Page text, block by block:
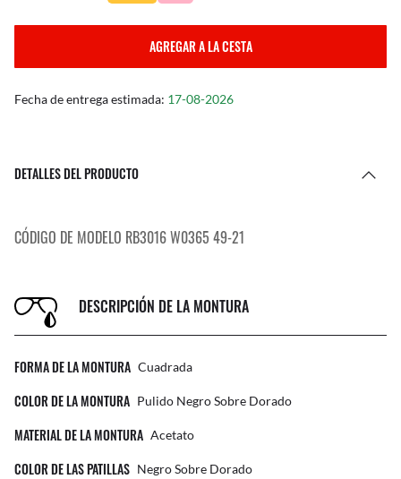
AGREGAR A LA CESTA
Fecha de entrega estimada: 17-08-2026
DETALLES DEL PRODUCTO
CÓDIGO DE MODELO RB3016 W0365 49-21
DESCRIPCIÓN DE LA MONTURA
FORMA DE LA MONTURA Cuadrada
COLOR DE LA MONTURA Pulido Negro Sobre Dorado
MATERIAL DE LA MONTURA Acetato
COLOR DE LAS PATILLAS Negro Sobre Dorado